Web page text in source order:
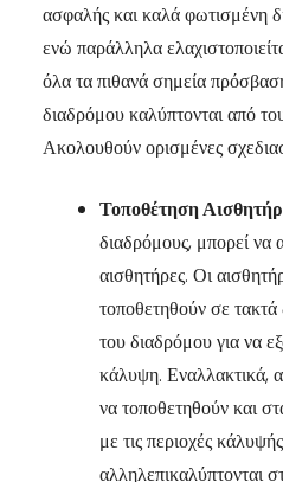
ασφαλής και καλά φωτισμένη
ενώ παράλληλα
όλα τα πιθανά σημεία
διαδρόμου καλύπτονται από
Ακολουθούν ορισμένες
Τοποθέτηση
διαδρόμους, μπορεί να
αισθητήρες. Οι
τοποθετηθούν σε
του διαδρόμου για να
κάλυψη. Εναλλακτικά,
να τοποθετηθούν και
με τις περιοχές
αλληλεπικαλύπτονται